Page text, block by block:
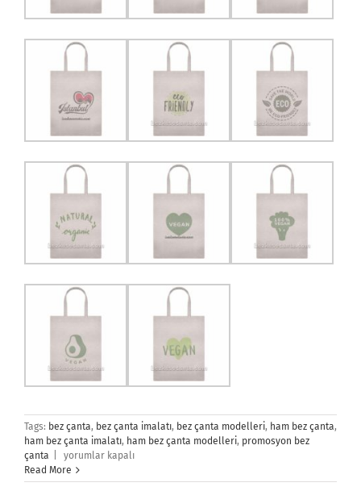
Tags: bez çanta, bez çanta imalatı, bez çanta modelleri, ham bez çanta,
ham bez çanta imalatı, ham bez çanta modelleri, promosyon bez
çanta
Bez
Çanta
İmalatı
yorumlar kapalı
Read More